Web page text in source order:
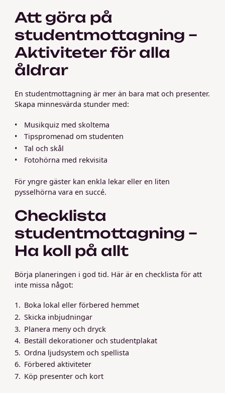
Att göra på
studentmottagning –
Aktiviteter för alla
åldrar
En studentmottagning är mer än bara mat och presenter.
Skapa minnesvärda stunder med:
Musikquiz med skoltema
Tipspromenad om studenten
Tal och skål
Fotohörna med rekvisita
För yngre gäster kan enkla lekar eller en liten
pysselhörna vara en succé.
Checklista
studentmottagning –
Ha koll på allt
Börja planeringen i god tid. Här är en checklista för att
inte missa något:
Boka lokal eller förbered hemmet
Skicka inbjudningar
Planera meny och dryck
Beställ dekorationer och studentplakat
Ordna ljudsystem och spellista
Förbered aktiviteter
Köp presenter och kort